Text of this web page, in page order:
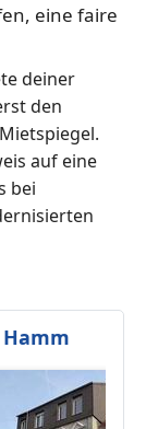
eine faire
deiner
den
auf eine
bei